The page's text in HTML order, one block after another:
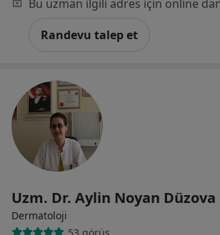
Randevu talep et
Uzm. Dr. Aylin Noyan Düzova
Dermatoloji
53 görüş